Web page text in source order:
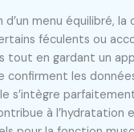
d’un menu équilibré,
féculents ou
tout en gardant un
confirment les
s’intègre
à l’hydratation